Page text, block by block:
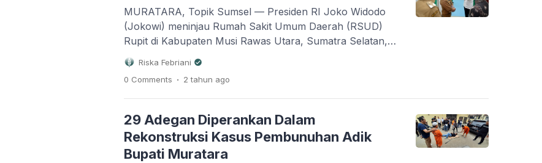
MURATARA, Topik Sumsel — Presiden RI Joko Widodo
(Jokowi) meninjau Rumah Sakit Umum Daerah (RSUD)
Rupit di Kabupaten Musi Rawas Utara, Sumatra Selatan,
Kamis (30/05/2024). Dalam kunjungan tersebut, Presiden
Jokowi mengecek kecukupan sumber daya manusia dan
peralatan medis di rumah sakit. Dalam keterangan pers
yang dilakukan usai peninjauan, Presiden Jokowi
mengungkapkan kepuasannya terhadap ketersediaan
dokter […]
Riska Febriani
0 Comments . 2 tahun ago
29 Adegan Diperankan Dalam
Rekonstruksi Kasus Pembunuhan Adik
Bupati Muratara